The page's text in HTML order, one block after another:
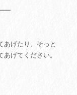
げたり、そっと
げてください。